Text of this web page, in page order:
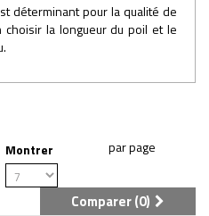
déterminant pour la qualité de
la longueur du poil et le
Montrer
Comparer (0)